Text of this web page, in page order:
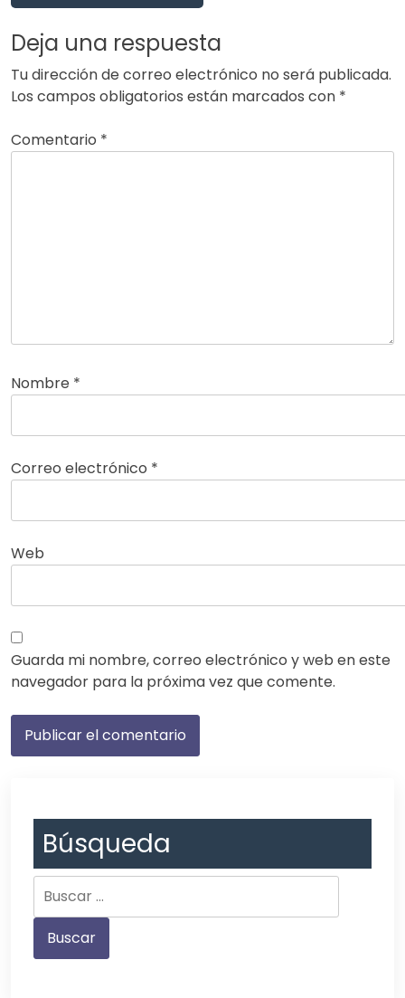
Deja una respuesta
Tu dirección de correo electrónico no será publicada.
Los campos obligatorios están marcados con *
Comentario *
Nombre *
Correo electrónico *
Web
Guarda mi nombre, correo electrónico y web en este
navegador para la próxima vez que comente.
Búsqueda